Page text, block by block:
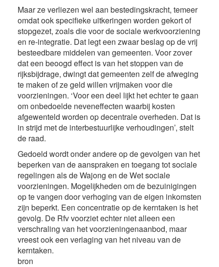
Maar ze verliezen wel aan bestedingskracht, temeer
omdat ook specifieke uitkeringen worden gekort of
stopgezet, zoals die voor de sociale werkvoorziening
en re-integratie. Dat legt een zwaar beslag op de vrij
besteedbare middelen van gemeenten. Voor zover
dat een beoogd effect is van het stoppen van de
rijksbijdrage, dwingt dat gemeenten zelf de afweging
te maken of ze geld willen vrijmaken voor die
voorzieningen. ‘Voor een deel lijkt het echter te gaan
om onbedoelde neveneffecten waarbij kosten
afgewenteld worden op decentrale overheden. Dat is
in strijd met de interbestuurlijke verhoudingen’, stelt
de raad.
Gedoeld wordt onder andere op de gevolgen van het
beperken van de aanspraken en toegang tot sociale
regelingen als de Wajong en de Wet sociale
voorzieningen. Mogelijkheden om de bezuinigingen
op te vangen door verhoging van de eigen inkomsten
zijn beperkt. Een concentratie op de kerntaken is het
gevolg. De Rfv voorziet echter niet alleen een
verschraling van het voorzieningenaanbod, maar
vreest ook een verlaging van het niveau van de
kerntaken.
bron